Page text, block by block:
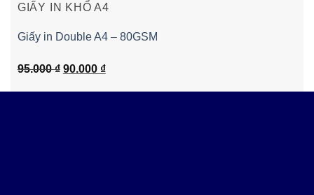
GIẤY IN KHỔ A4
Giấy in Double A4 – 80GSM
95.000₫ Giá
90.000 ₫Giá